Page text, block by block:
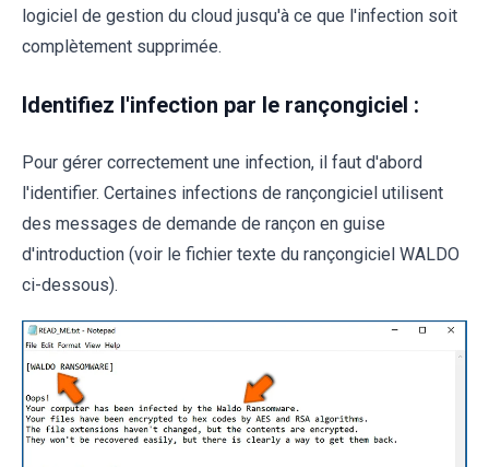
logiciel de gestion du cloud jusqu'à ce que l'infection soit
complètement supprimée.
Identifiez l'infection par le rançongiciel :
Pour gérer correctement une infection, il faut d'abord
l'identifier. Certaines infections de rançongiciel utilisent
des messages de demande de rançon en guise
d'introduction (voir le fichier texte du rançongiciel WALDO
ci-dessous).